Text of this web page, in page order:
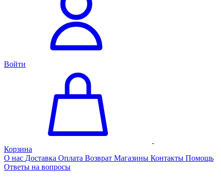
Войти
Корзина
О нас Доставка Оплата Возврат Магазины Контакты Помощь
Ответы на вопросы